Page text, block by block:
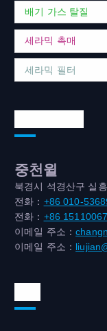
배기 가스 탈질
세라믹 촉매
세라믹 필터
중천윌
북경시 석경산구 실
전화： +86 010-
전화： +86
이메일 주소：
이메일 주소：